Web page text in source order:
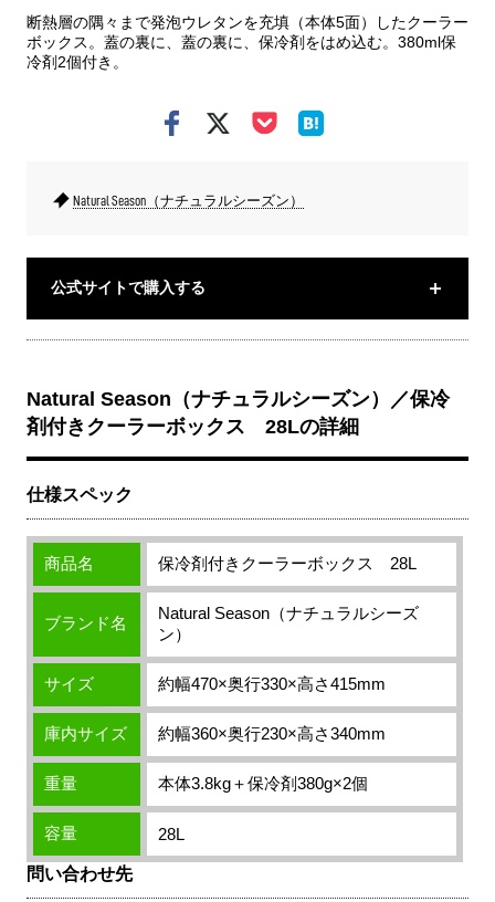
断熱層の隅々まで発泡ウレタンを充填（本体5面）したクーラー
ボックス。蓋の裏に、蓋の裏に、保冷剤をはめ込む。380ml保
冷剤2個付き。
Natural Season（ナチュラルシーズン）
公式サイトで購入する
Natural Season（ナチュラルシーズン）／保冷
剤付きクーラーボックス 28Lの詳細
仕様スペック
商品名 保冷剤付きクーラーボックス 28L
ブランド名
Natural Season（ナチュラルシーズ
ン）
サイズ 約幅470×奥行330×高さ415mm
庫内サイズ 約幅360×奥行230×高さ340mm
重量 本体3.8kg＋保冷剤380g×2個
容量 28L
問い合わせ先